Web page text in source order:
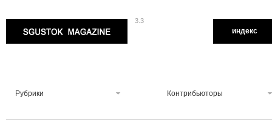
3.3
индекс
Рубрики Контрибьюторы